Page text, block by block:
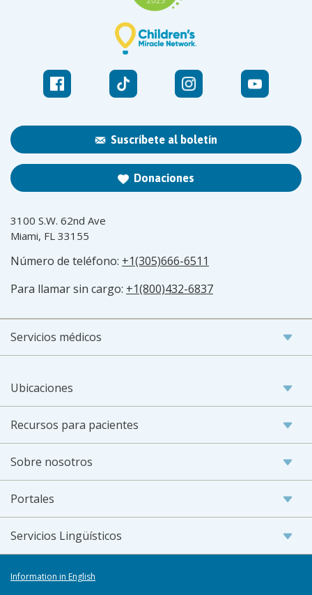
Suscríbete al boletín
Donaciones
3100 S.W. 62nd Ave
Miami, FL 33155
Número de teléfono: +1(305)666-6511
Para llamar sin cargo: +1(800)432-6837
Servicios médicos
Ubicaciones
Recursos para pacientes
Sobre nosotros
Portales
Servicios Lingüísticos
Information in English